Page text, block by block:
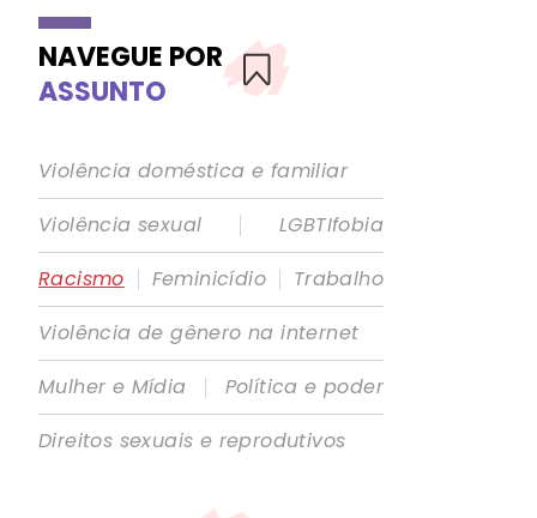
NAVEGUE POR
ASSUNTO
Violência doméstica e familiar
Violência sexual
|
LGBTIfobia
Racismo | Feminicídio | Trabalho
Violência de gênero na internet
Mulher e Mídia
|
Política e poder
Direitos sexuais e reprodutivos